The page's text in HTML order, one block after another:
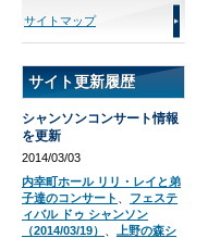
サイトマップ
サイト更新履歴
シャンソンコンサート情報
を更新
2014/03/03
内幸町ホール リリ・レイと弟
子達のコンサート
フェステ
ィバル ドゥ シャンソン
（2014/03/19）
上野の森シ